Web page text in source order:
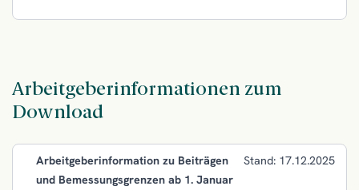
Arbeitgeberinformationen zum
Download
Arbeitgeberinformation zu Beiträgen
und Bemessungsgrenzen ab 1. Januar
Stand: 17.12.2025